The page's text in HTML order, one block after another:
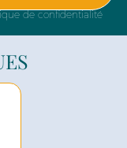
de confidentialité